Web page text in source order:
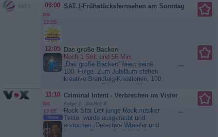
Engelke, Bastian Pastewka,
Meilensteine des Humors
09:00
bis
12:05
SAT.1-Frühstücksfernsehen am Sonntag
12:05
Das große Backen
Noch 1 Std. und 56 Min.
„Das große Backen“ feiert seine
100. Folge. Zum Jubiläum stehen
kreative Brandteig-Kreationen, 100
gemeinsame Bärentatzen-Herzen
und Neuinterpretationen beliebter
Torten aus vergangenen Staffeln
auf dem Programm. Zwischen
Nostalgie, Präzision und Kreativität
entscheidet sich erneut, wer im...
Das große Backen
...
11:10
bis
12:05
SERIE
Criminal Intent - Verbrechen im Visier
Folge 2 Staffel: 8
Rock Star Der junge Rockmusiker
Teeter wurde ausgeraubt und
erstochen. Detective Wheeler und
ihr neuer Partner Zach Nichols
...